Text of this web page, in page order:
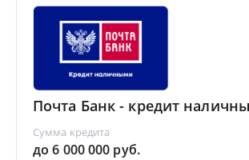
Почта Банк - кредит
Сумма кредита
до 6 000 000 руб.